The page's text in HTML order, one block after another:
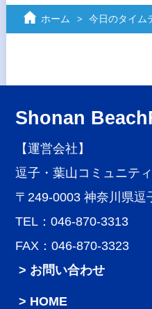
ホーム 今日のタイム
Shonan
【運営会社】
逗子・葉山コミュニテ
〒249-0003 神奈川県逗
TEL：046-870-3313
FAX：046-870-3323
> お問い合わせ
HOME